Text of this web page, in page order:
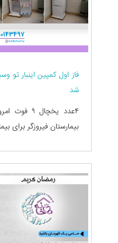
فاز اول کمپین اینبار تو
شد
بیمارستان فیروزگر برای